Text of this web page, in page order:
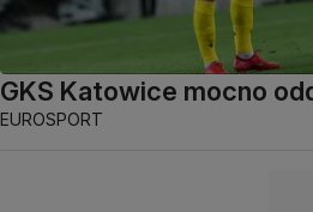
GKS Katowice mocno
EUROSPORT